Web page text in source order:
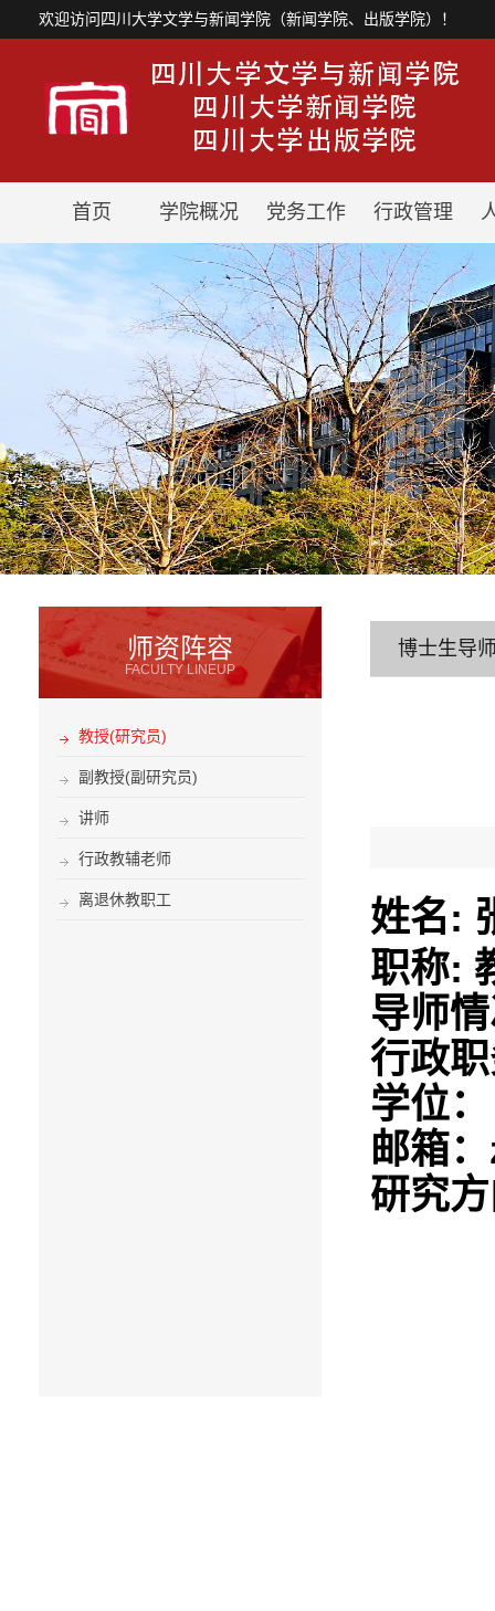
欢迎访问四川大学文学与新闻学院（新闻学院、出版学院）！
首页 学院概况 党务工作 行政管理
师资阵容
FACULTY LINEUP
教授(研究员)
副教授(副研究员)
讲师
行政教辅老师
离退休教职工
博士生导
姓名:
职称:
导师
行政
学位：
邮箱：
研究